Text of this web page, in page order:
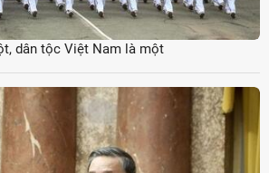
dân tộc Việt Nam là một